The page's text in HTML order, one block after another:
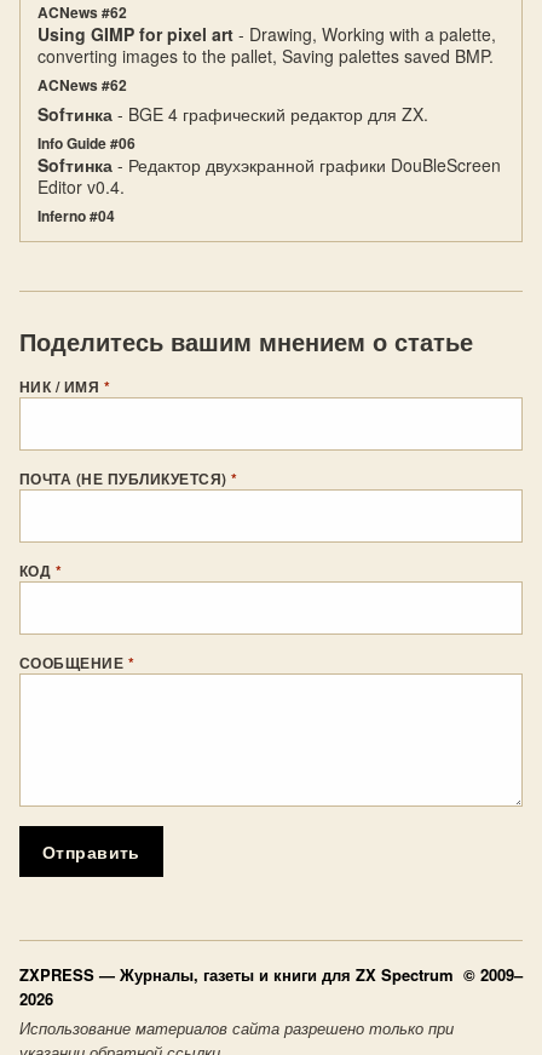
ACNews #62
Using GIMP for pixel art - Drawing, Working with a palette,
converting images to the pallet, Saving palettes saved BMP.
ACNews #62
Sofтинка - BGE 4 графический редактор для ZX.
Info Guide #06
Sofтинка - Редактор двухэкранной графики DouBleScreen
Editor v0.4.
Inferno #04
Поделитесь вашим мнением о статье
НИК / ИМЯ *
ПОЧТА (НЕ ПУБЛИКУЕТСЯ)*
КОД *
СООБЩЕНИЕ *
Отправить
ZXPRESS — Журналы, газеты и книги для ZX Spectrum © 2009–
2026
Использование материалов сайта разрешено только при